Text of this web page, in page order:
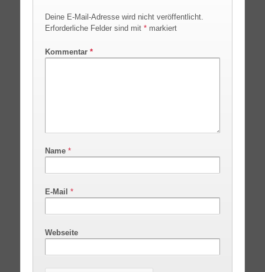
Deine E-Mail-Adresse wird nicht veröffentlicht.
Erforderliche Felder sind mit *markiert
Kommentar *
Name *
E-Mail *
Webseite